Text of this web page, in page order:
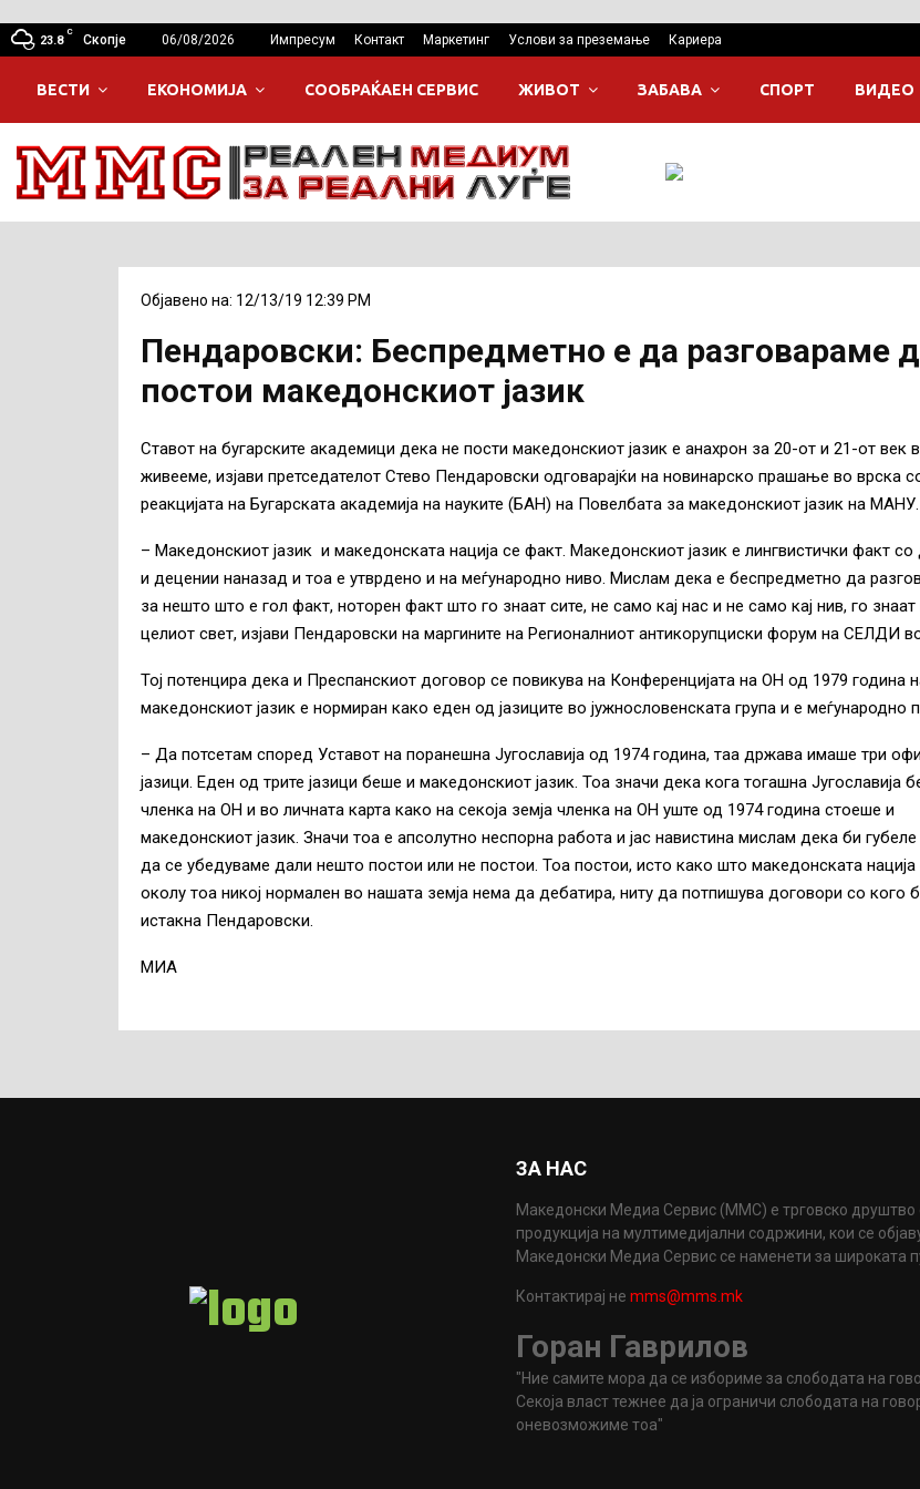
23.8
C
Скопје 06/08/2026 Импресум Контакт Маркетинг Услови за преземање Кариера
ВЕСТИ ЕКОНОМИЈА СООБРАЌАЕН СЕРВИС ЖИВОТ ЗАБАВА СПОРТ ВИДЕО
Објавено на: 12/13/19 12:39 PM
Пендаровски: Беспредметно е да разговараме
постои македонскиот јазик
Ставот на бугарските академици дека не пости македонскиот јазик е анахрон за 20-от и 21-от век
живееме, изјави претседателот Стево Пендаровски одговарајќи на новинарско прашање во врска
реакцијата на Бугарската академија на науките (БАН) на Повелбата за македонскиот јазик на МАНУ.
– Македонскиот јазик и македонската нација се факт. Македонскиот јазик е лингвистички факт со
и децении наназад и тоа е утврдено и на меѓународно ниво. Мислам дека е беспредметно да
за нешто што е гол факт, ноторен факт што го знаат сите, не само кај нас и не само кај нив, го знаат
целиот свет, изјави Пендаровски на маргините на Регионалниот антикорупциски форум на СЕЛДИ
Тој потенцира дека и Преспанскиот договор се повикува на Конференцијата на ОН од 1979 година
македонскиот јазик е нормиран како еден од јазиците во јужнословенската група и е меѓународно
– Да потсетам според Уставот на поранешна Југославија од 1974 година, таа држава имаше три
јазици. Еден од трите јазици беше и македонскиот јазик. Тоа значи дека кога тогашна Југославија
членка на ОН и во личната карта како на секоја земја членка на ОН уште од 1974 година стоеше и
македонскиот јазик. Значи тоа е апсолутно неспорна работа и јас навистина мислам дека би
да се убедуваме дали нешто постои или не постои. Тоа постои, исто како што македонската нација
околу тоа никој нормален во нашата земја нема да дебатира, ниту да потпишува договори со кого
истакна Пендаровски.
МИА
ЗА НАС
Македонски Медиа Сервис (ММС) е трговско друштво
продукција на мултимедијални содржини, кои се
Македонски Медиа Сервис се наменети за широката
Контактирај неmms@mms.mk
Горан Гаврилов
"Ние самите мора да се избориме за слободата на
Секоја власт тежнее да ја ограничи слободата на
оневозможиме тоа"